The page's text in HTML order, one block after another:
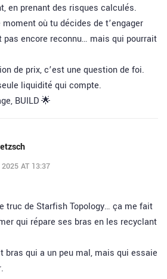
en prenant des risques calculés.
moment où tu décides de t’engager
pas encore reconnu… mais qui pourrait
de prix, c’est une question de foi.
liquidité qui compte.
BUILD 🌟
AT 13:37
truc de Starfish Topology… ça me fait
qui répare ses bras en les recyclant
bras qui a un peu mal, mais qui essaie